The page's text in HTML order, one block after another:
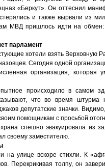
«Беркут». Он оттеснил
и также вырвали из
МВД пришлось идти на
парламент
хотели взять Верховную
Сегодня одной
организация, которая
происходило в самом
что во время штурма
депутатские значки.
помощникам с просьбой
спешно эвакуировала из
своему заместителю.
на улице вскоре стихли. К
Перекрикивая толпу, он